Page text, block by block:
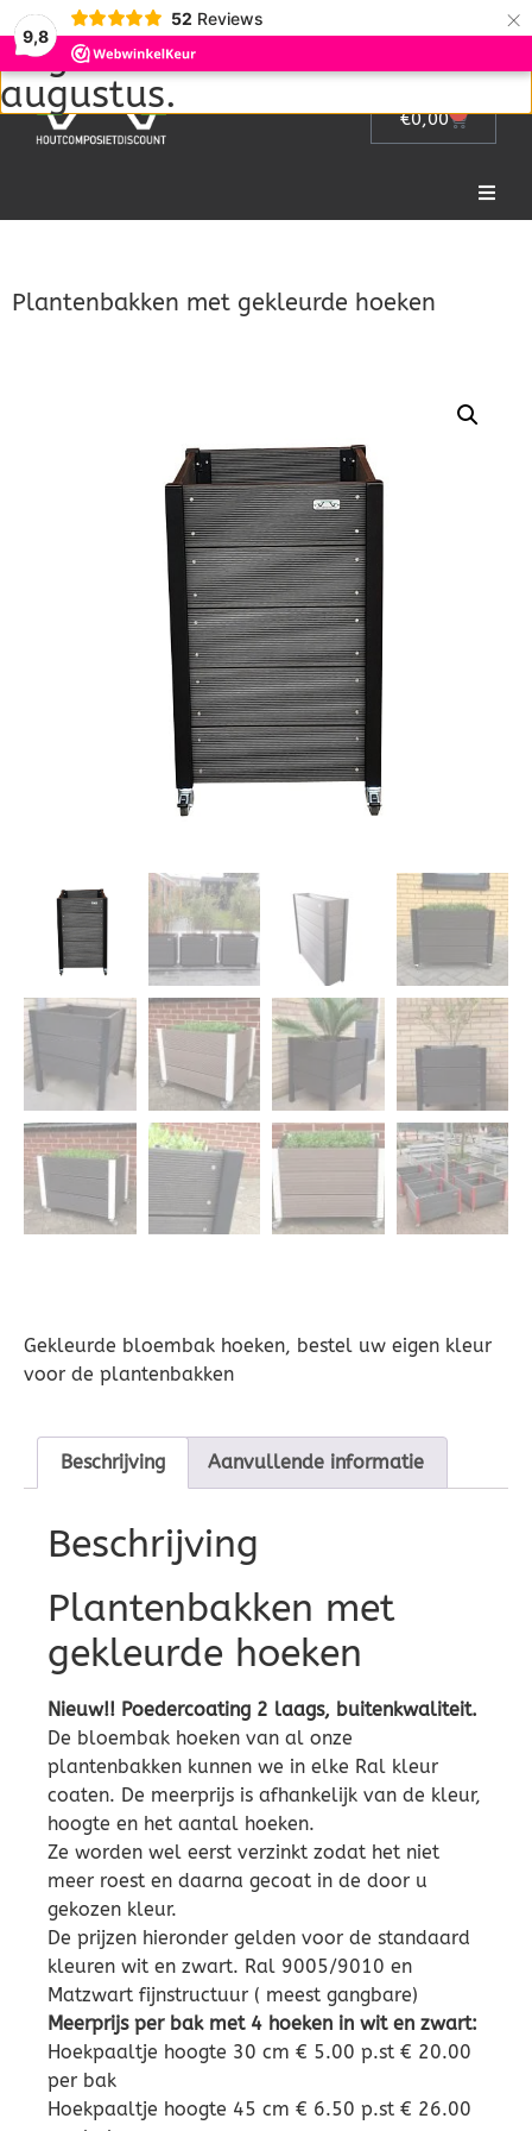
9,8
52 Reviews ×
€0,00 0
Picknicktafel
Bloembakken
Dierenverblijven
Gaas&Beugels
Plantenbakken met gekleurde hoeken
Gekleurde bloembak hoeken, bestel uw eigen kleur
voor de plantenbakken
Beschrijving Aanvullende informatie
Beschrijving
Plantenbakken met
gekleurde hoeken
Nieuw!! Poedercoating 2 laags, buitenkwaliteit.
De bloembak hoeken van al onze
plantenbakken kunnen we in elke Ral kleur
coaten. De meerprijs is afhankelijk van de kleur,
hoogte en het aantal hoeken.
Ze worden wel eerst verzinkt zodat het niet
meer roest en daarna gecoat in de door u
gekozen kleur.
De prijzen hieronder gelden voor de standaard
kleuren wit en zwart. Ral 9005/9010 en
Matzwart fijnstructuur ( meest gangbare)
Meerprijs per bak met 4 hoeken in wit en zwart:
Hoekpaaltje hoogte 30 cm € 5.00 p.st € 20.00
per bak
Hoekpaaltje hoogte 45 cm € 6.50 p.st € 26.00
Wij zijn met vakantie van 1
augustus tot en met 22
augustus.